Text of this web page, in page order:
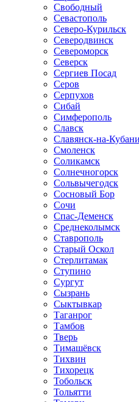
Свободный
Севастополь
Северо-Курильск
Северодвинск
Североморск
Северск
Сергиев Посад
Серов
Серпухов
Сибай
Симферополь
Славск
Славянск-на-Кубани
Смоленск
Соликамск
Солнечногорск
Сольвычегодск
Сосновый Бор
Сочи
Спас-Деменск
Среднеколымск
Ставрополь
Старый Оскол
Стерлитамак
Ступино
Сургут
Сызрань
Сыктывкар
Таганрог
Тамбов
Тверь
Тимашёвск
Тихвин
Тихорецк
Тобольск
Тольятти